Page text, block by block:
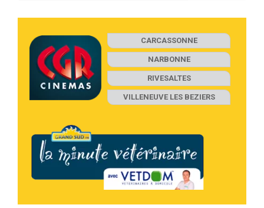
CARCASSONNE
NARBONNE
RIVESALTES
VILLENEUVE LES BEZIERS